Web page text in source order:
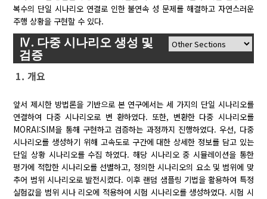
복수의 단일 시나리오 연결로 인한 불연속 성 문제를 해결하고 자연스러운
주행 상황을 구현할 수 있다.
Ⅳ. 다중 시나리오 생성 및
검증
1. 개요
앞서 제시한 방법론을 기반으로 본 연구에서는 세 가지의 단일 시나리오를
연결하여 다중 시나리오로 변 환하였다. 또한, 변환한 다중 시나리오를
MORAI:SIM을 통해 구현하고 검증하는 과정까지 진행하였다. 우선, 다중
시나리오를 생성하기 위해 고속도로 구간에 대한 상세한 정보를 담고 있는
단일 상황 시나리오를 수집 하였다. 해당 시나리오 중 시뮬레이션을 통한
평가에 적합한 시나리오를 선별하고, 정의한 시나리오의 요소 및 범위에 맞
추어 범위 시나리오로 발전시켰다. 이후 랜덤 샘플링 기법을 활용하여 특정
실험값을 범위 시나 리오에 적용하여 시험 시나리오를 생성하였다. 시험 시